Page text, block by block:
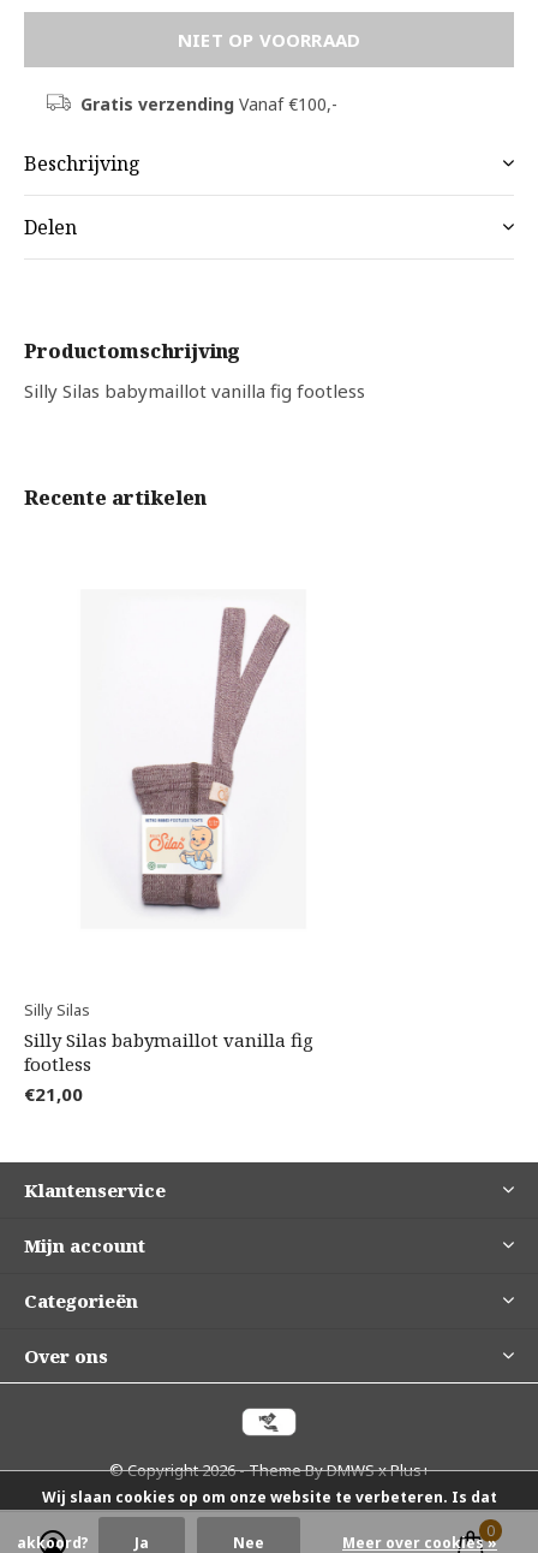
NIET OP VOORRAAD
Gratis verzendingVanaf €100,-
Beschrijving
Delen
Productomschrijving
Silly Silas babymaillot vanilla fig footless
Recente artikelen
Silly Silas
Silly Silas babymaillot vanilla fig
footless
€21,00
Klantenservice
Mijn account
Categorieën
Over ons
© Copyright2026- Theme ByDMWSxPlus+
0
Wij slaan cookies op om onze website te verbeteren. Is dat
akkoord? Ja Nee Meer over cookies »